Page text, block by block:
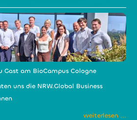
Gast am BioCampus Cologne
uns die NRW.Global Business
weiterlesen ...